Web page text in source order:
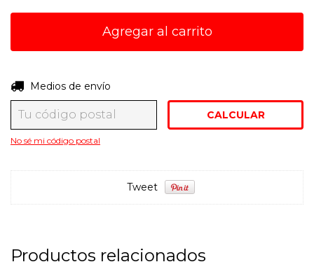
Entregas para el CP:
Medios de envío
CALCULAR
No sé mi código postal
Tweet
Productos relacionados